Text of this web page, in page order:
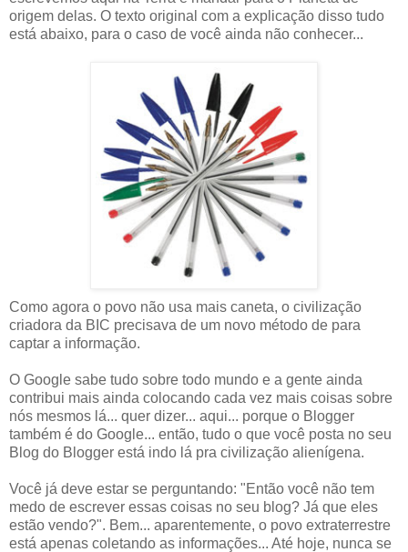
origem delas. O texto original com a explicação disso tudo
está abaixo, para o caso de você ainda não conhecer...
Como agora o povo não usa mais caneta, o civilização
criadora da BIC precisava de um novo método de para
captar a informação.
O Google sabe tudo sobre todo mundo e a gente ainda
contribui mais ainda colocando cada vez mais coisas sobre
nós mesmos lá... quer dizer... aqui... porque o Blogger
também é do Google... então, tudo o que você posta no seu
Blog do Blogger está indo lá pra civilização alienígena.
Você já deve estar se perguntando: "Então você não tem
medo de escrever essas coisas no seu blog? Já que eles
estão vendo?". Bem... aparentemente, o povo extraterrestre
está apenas coletando as informações... Até hoje, nunca se